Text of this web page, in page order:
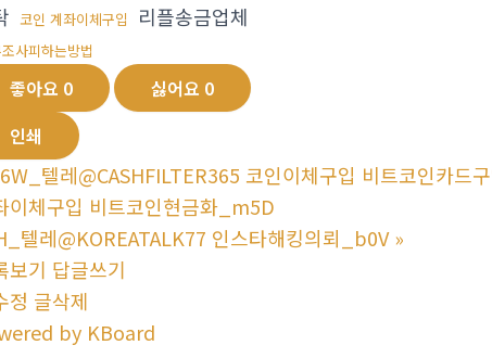
코인 계좌이체구입 리플송금업체
사피하는방법
좋아요 0 싫어요 0
인쇄
텔레@CASHFILTER365 코인이체구입 비트코인카드
이체구입 비트코인현금화_m5D
텔레@KOREATALK77 인스타해킹의뢰_b0V »
보기 답글쓰기
정 글삭제
by KBoard